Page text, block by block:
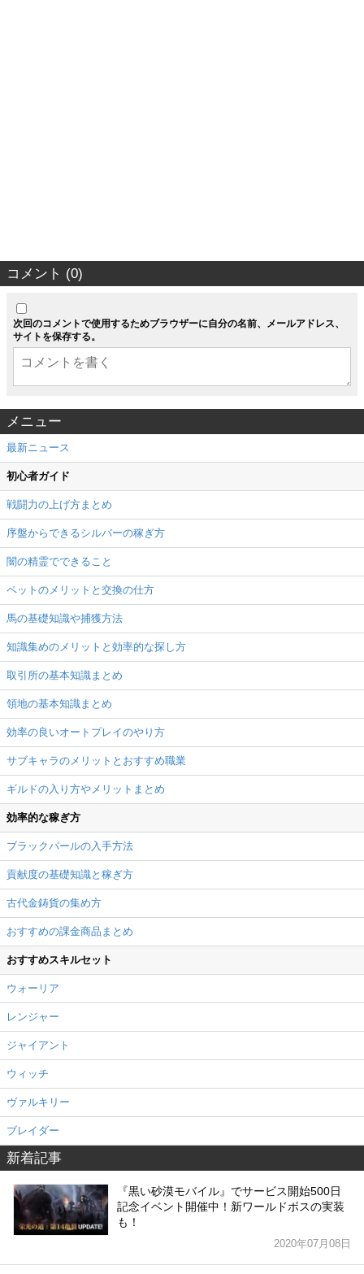
コメント (0)
次回のコメントで使用するためブラウザーに自分の名前、メールアドレス、
サイトを保存する。
メニュー
最新ニュース
初心者ガイド
戦闘力の上げ方まとめ
序盤からできるシルバーの稼ぎ方
闇の精霊でできること
ペットのメリットと交換の仕方
馬の基礎知識や捕獲方法
知識集めのメリットと効率的な探し方
取引所の基本知識まとめ
領地の基本知識まとめ
効率の良いオートプレイのやり方
サブキャラのメリットとおすすめ職業
ギルドの入り方やメリットまとめ
効率的な稼ぎ方
ブラックパールの入手方法
貢献度の基礎知識と稼ぎ方
古代金鋳貨の集め方
おすすめの課金商品まとめ
おすすめスキルセット
ウォーリア
レンジャー
ジャイアント
ウィッチ
ヴァルキリー
ブレイダー
新着記事
『黒い砂漠モバイル』でサービス開始500日
記念イベント開催中！新ワールドボスの実装
も！
2020年07月08日